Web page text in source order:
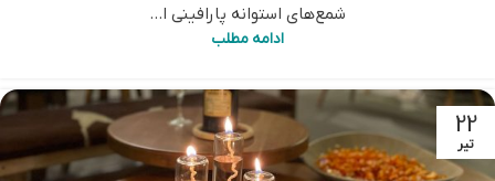
شمع‌های استوانه پارافینی ا...
ادامه مطلب
22
تیر